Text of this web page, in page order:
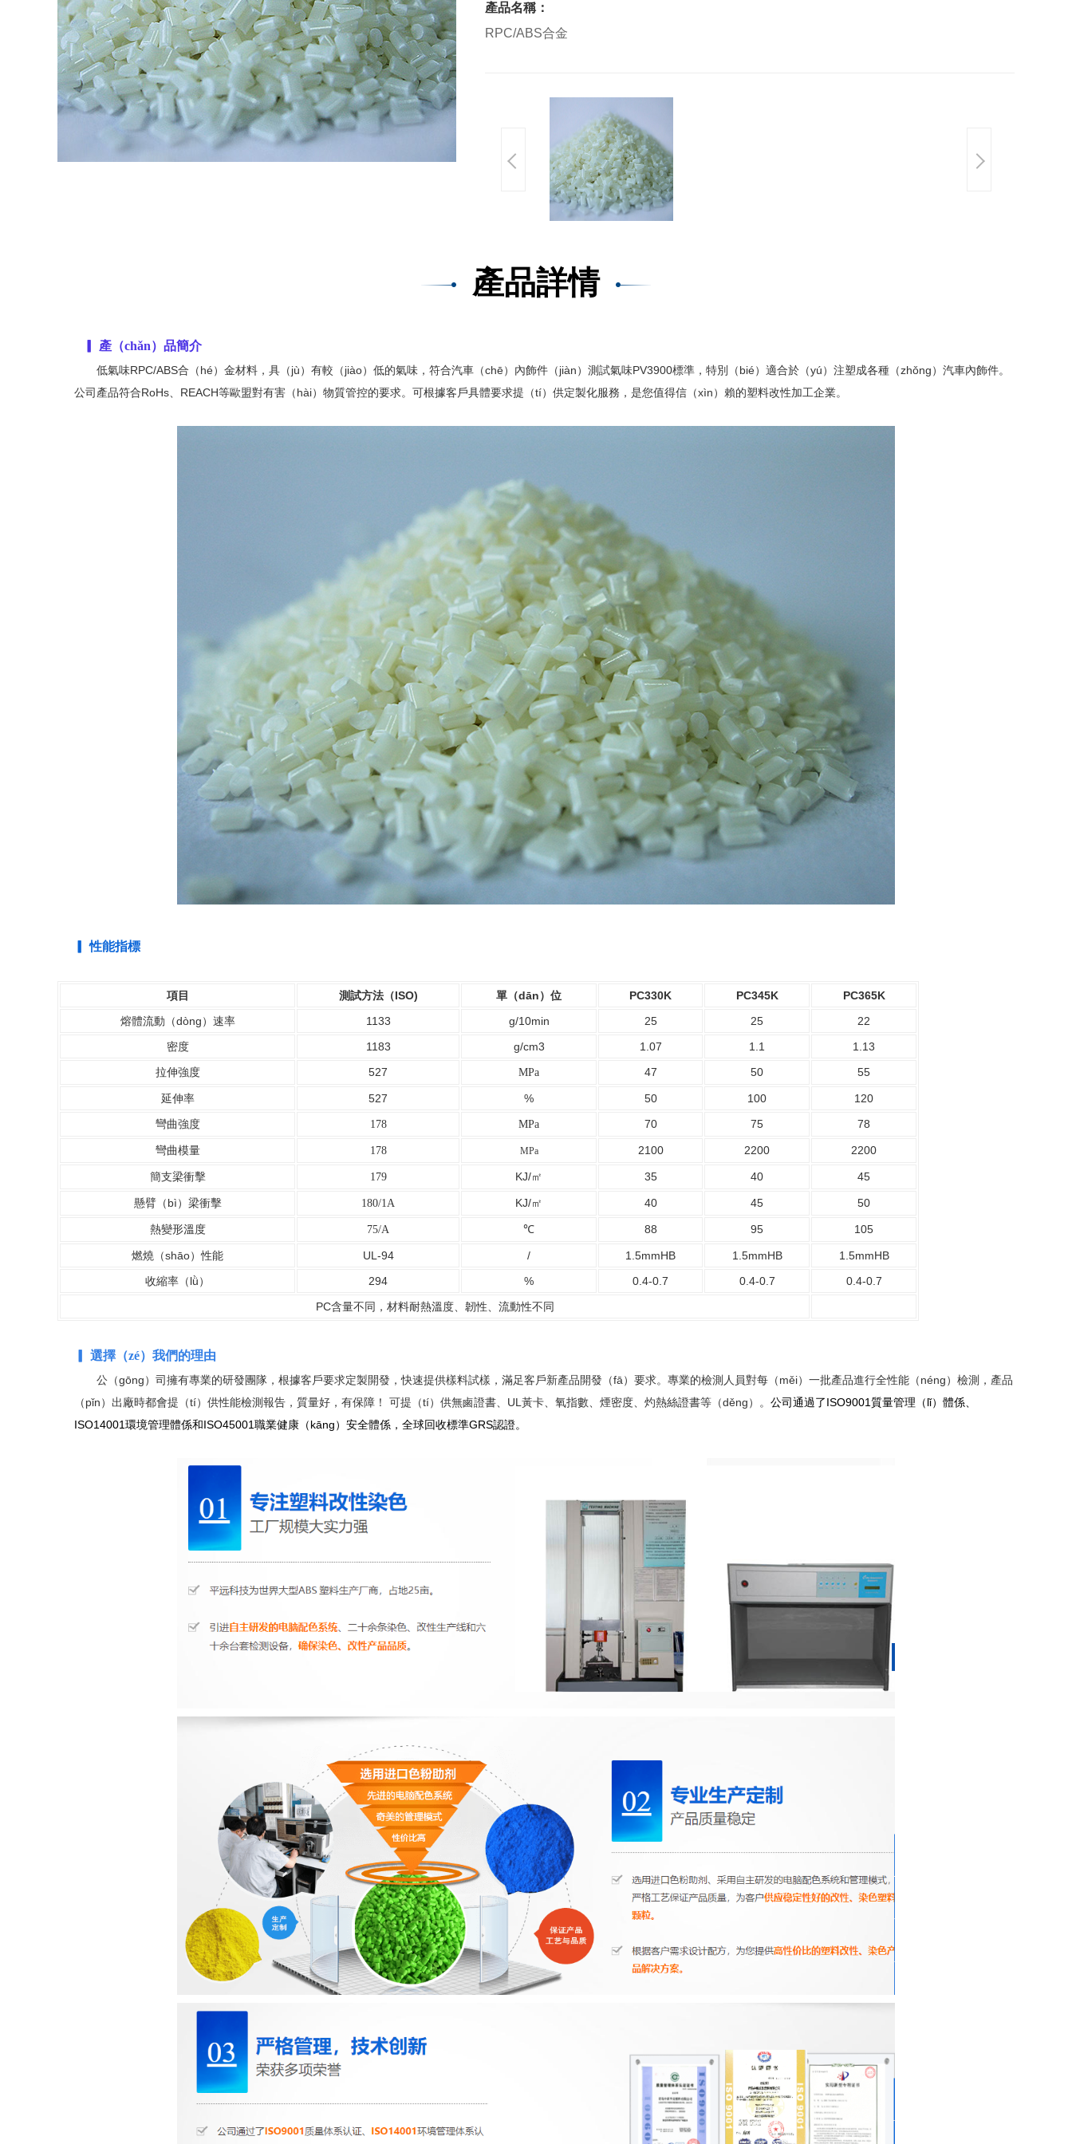
產品名稱：
RPC/ABS合金
產品詳情
▎ 產（chǎn）品簡介
低氣味RPC/ABS合（hé）金材料，具（jù）有較（jiào）低的氣味，符合汽車（chē）內飾件（jiàn）測試氣味PV3900標準，特別（bié）適合於（yú）注塑成各種（zhǒng）汽車內飾件。
公司產品符合RoHs REACH等歐盟對有害（hài）物質管控的要求。可根據客戶具體要求提（tí）供定製化服務，是您值得信（xìn）賴的塑料改性加工企業。
▎ 性能指標
項目 測試方法（ISO) 單（dān）位 PC330K PC345K
PC365K
熔體流動（dòng）速率
1133 g/10min 25 25
22
密度
1183 g/cm3 1.07 1.1
1.13
拉伸強度
527 MPa 47 50 55
延伸率 527 % 50 100 120
彎曲強度 178 MPa 70 75 78
彎曲模量 178 MPa 2100 2200 2200
簡支梁衝擊 179 KJ/㎡ 35 40 45
懸臂（bì）梁衝擊 180/1A KJ/㎡ 40 45 50
熱變形溫度 75/A ℃ 88 95 105
燃燒（shāo）性能 UL-94 / 1.5mmHB 1.5mmHB
1.5mmHB
收縮率（lǜ）
294 % 0.4-0.7 0.4-0.7
0.4-0.7
PC含量不同，材料耐熱溫度、韌性、流動性不同
▎ 選擇（zé）我們的理由
公（gōng）司擁有專業的研發團隊，根據客戶要求定製開發，快速提供樣料試樣，滿足客戶新產品開發（fā）要求。專業的檢測人員對每（měi）一批產品進行全性能（néng）檢測，產品
（pǐn）出廠時都會提（tí）供性能檢測報告，質量好，有保障！ 可提（tí）供無鹵證書、 UL 黃卡、氧指數、煙密度、灼熱絲證書等（děng）。 公司通過了ISO9001質量管理（lǐ）體係、
ISO14001環境管理體係和ISO45001職業健康（kāng）安全體係，全球回收標準GRS認證。